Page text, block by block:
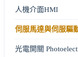
人機介面HMI
伺服馬達與伺服驅
光電開關